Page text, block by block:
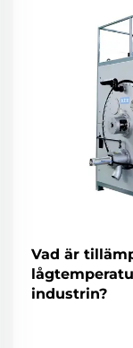
Vad är
industrin?